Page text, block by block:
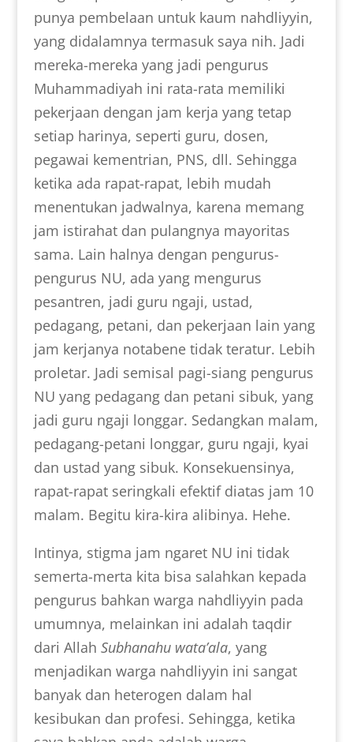
punya pembelaan untuk kaum nahdliyyin,
yang didalamnya termasuk saya nih. Jadi
mereka-mereka yang jadi pengurus
Muhammadiyah ini rata-rata memiliki
pekerjaan dengan jam kerja yang tetap
setiap harinya, seperti guru, dosen,
pegawai kementrian, PNS, dll. Sehingga
ketika ada rapat-rapat, lebih mudah
menentukan jadwalnya, karena memang
jam istirahat dan pulangnya mayoritas
sama. Lain halnya dengan pengurus-
pengurus NU, ada yang mengurus
pesantren, jadi guru ngaji, ustad,
pedagang, petani, dan pekerjaan lain yang
jam kerjanya notabene tidak teratur. Lebih
proletar. Jadi semisal pagi-siang pengurus
NU yang pedagang dan petani sibuk, yang
jadi guru ngaji longgar. Sedangkan malam,
pedagang-petani longgar, guru ngaji, kyai
dan ustad yang sibuk. Konsekuensinya,
rapat-rapat seringkali efektif diatas jam 10
malam. Begitu kira-kira alibinya. Hehe.
Intinya, stigma jam ngaret NU ini tidak
semerta-merta kita bisa salahkan kepada
pengurus bahkan warga nahdliyyin pada
umumnya, melainkan ini adalah taqdir
dari Allah Subhanahu wata’ala, yang
menjadikan warga nahdliyyin ini sangat
banyak dan heterogen dalam hal
kesibukan dan profesi. Sehingga, ketika